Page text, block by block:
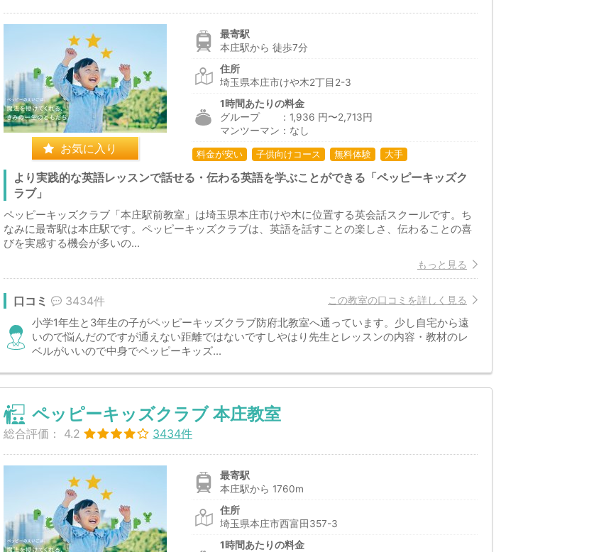
お気に入り
最寄駅
本庄駅から 徒歩7分
住所
埼玉県本庄市けや木2丁目2-3
1時間あたりの料金
グループ ：1,936 円〜2,713円
マンツーマン：なし
料金が安い 子供向けコース 無料体験 大手
より実践的な英語レッスンで話せる・伝わる英語を学ぶことができる「ペッピーキッズク
ラブ」
ペッピーキッズクラブ「本庄駅前教室」は埼玉県本庄市けや木に位置する英会話スクールです。ち
なみに最寄駅は本庄駅です。ペッピーキッズクラブは、英語を話すことの楽しさ、伝わることの喜
びを実感する機会が多いの...
もっと見る
この教室の口コミを詳しく見る
口コミ 3434件
小学1年生と3年生の子がペッピーキッズクラブ防府北教室へ通っています。少し自宅から遠
いので悩んだのですが通えない距離ではないですしやはり先生とレッスンの内容・教材のレ
ベルがいいので中身でペッピーキッズ...
ペッピーキッズクラブ 本庄教室
総合評価： 4.2 3434件
最寄駅
本庄駅から 1760m
住所
埼玉県本庄市西富田357-3
1時間あたりの料金